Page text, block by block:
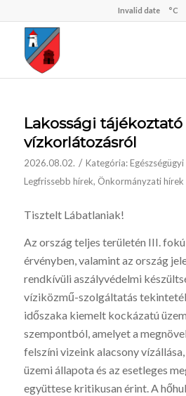
Invalid date °C
Lakossági tájékoztató
vízkorlátozásról
2026.08.02. / Kategória:
Legfrissebb hírek, Önkormányzati hírek
Tisztelt Lábatlaniak!
Az ország teljes területén III.
érvényben, valamint az ország
rendkívüli aszályvédelmi
víziközmű-szolgáltatás
időszaka kiemelt kockázatú
szempontból, amelyet a
felszíni vizeink alacsony
üzemi állapota és az esetleges
együttese kritikusan érint. A